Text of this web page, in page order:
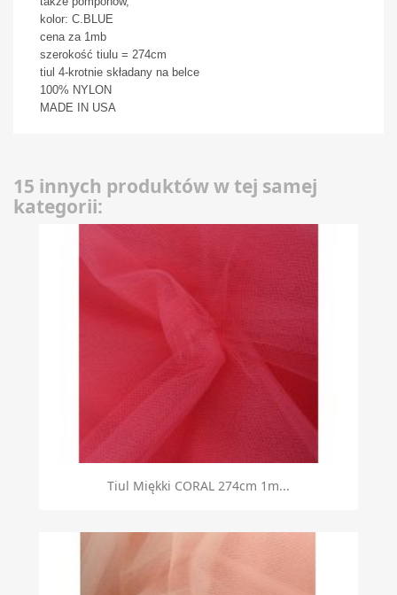
kolor: C.BLUE
cena za 1mb
szerokość tiulu = 274cm
tiul 4-krotnie składany na belce
100% NYLON
MADE IN USA
15 innych produktów w tej samej
kategorii:
Tiul Miękki CORAL 274cm 1m...